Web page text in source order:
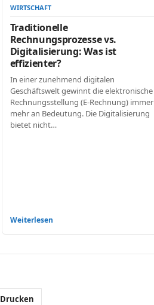
WIRTSCHAFT
Traditionelle
Rechnungsprozesse vs.
Digitalisierung: Was ist
effizienter?
In einer zunehmend digitalen
Geschäftswelt gewinnt die elektronische
Rechnungsstellung (E-Rechnung) immer
mehr an Bedeutung. Die Digitalisierung
bietet nicht…
Weiterlesen
Drucken